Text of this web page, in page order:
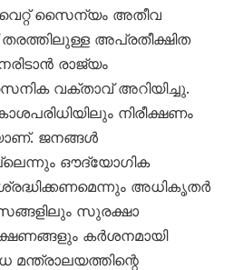
സൈന്യം അതീവ
അപ്രതീക്ഷിത
രാജ്യം
വക്താവ് അറിയിച്ചു.
നിരീക്ഷണം
ജനങ്ങൾ
ഔദ്യോഗിക
അധികൃതർ
സുരക്ഷാ
കർശനമായി